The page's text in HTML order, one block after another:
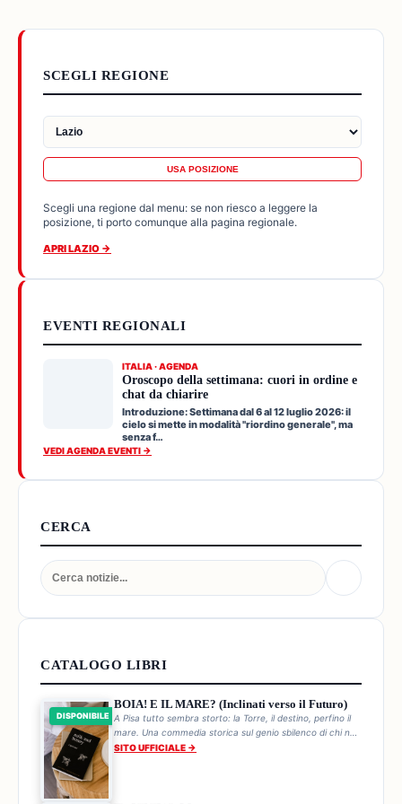
SCEGLI REGIONE
USA POSIZIONE
Scegli una regione dal menu: se non riesco a leggere la
posizione, ti porto comunque alla pagina regionale.
APRI LAZIO →
EVENTI REGIONALI
ITALIA · AGENDA
Oroscopo della settimana: cuori in ordine e
chat da chiarire
Introduzione: Settimana dal 6 al 12 luglio 2026: il
cielo si mette in modalità "riordino generale", ma
senza f…
VEDI AGENDA EVENTI →
CERCA
CATALOGO LIBRI
DISPONIBILE
BOIA! E IL MARE? (Inclinati verso il Futuro)
A Pisa tutto sembra storto: la Torre, il destino, perfino il
mare. Una commedia storica sul genio sbilenco di chi non
cade mai.
SITO UFFICIALE →